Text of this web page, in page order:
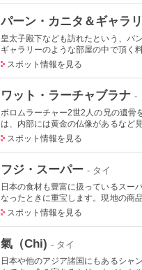
パーン・カニタ＆ギャラ
皇太子殿下なども訪れたという、バ
ギャラリーのような部屋の中で頂く
スポット情報を見る
ワット・ラーチャブラナ -
ボロムラーチャー2世2人の兄の遺骨
は、内部には黄金の仏像があるなど
スポット情報を見る
フジ・スーパー - タイ
日本の食材も豊富に扱っているスー
なったときに重宝します。現地の商
スポット情報を見る
氣（Chi) - タイ
日本や他のアジア諸国にもあるシャ